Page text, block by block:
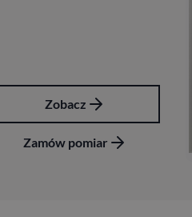
Zobacz
Zamów pomiar